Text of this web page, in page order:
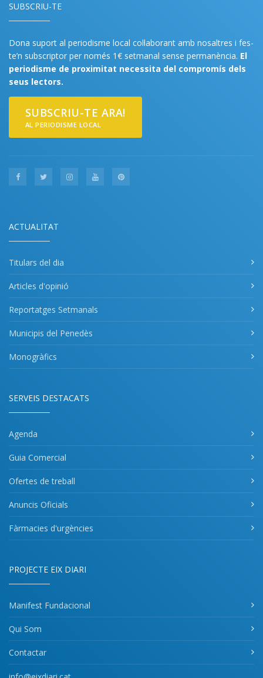
SUBSCRIU-TE
Dona suport al periodisme local col·laborant amb nosaltres i fes-
te’n subscriptor per només 1€ setmanal sense permanència. El
periodisme de proximitat necessita del compromís dels
seus lectors.
SUBSCRIU-TE ARA!
AL PERIODISME LOCAL
ACTUALITAT
Titulars del dia
Articles d'opinió
Reportatges Setmanals
Municipis del Penedès
Monogràfics
SERVEIS DESTACATS
Agenda
Guia Comercial
Ofertes de treball
Anuncis Oficials
Fàrmacies d'urgències
PROJECTE EIX DIARI
Manifest Fundacional
Qui Som
Contactar